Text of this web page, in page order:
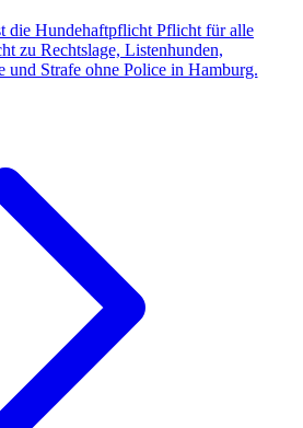
die Hundehaftpflicht Pflicht für alle
zu Rechtslage, Listenhunden,
und Strafe ohne Police in Hamburg.